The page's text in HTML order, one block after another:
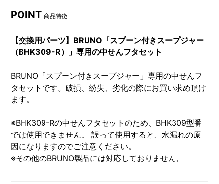
POINT商品特徴
【交換用パーツ】BRUNO「スプーン付きスープジャー
（BHK309-R）」専用の中せんフタセット
BRUNO「スプーン付きスープジャー」専用の中せんフ
タセットです。破損、紛失、劣化の際にお買い求め頂け
ます。
※BHK309-Rの中せんフタセットのため、BHK309型番
では使用できません。 誤って使用すると、水漏れの原
因になりますのでご注意ください。
※その他のBRUNO製品には対応しておりません。